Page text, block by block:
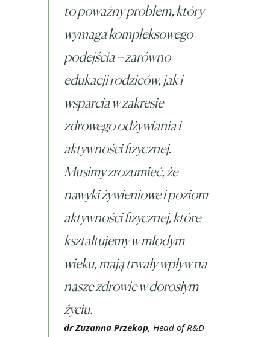
to poważny problem, który
wymaga kompleksowego
podejścia – zarówno
edukacji rodziców, jak i
wsparcia w zakresie
zdrowego odżywiania i
aktywności fizycznej.
Musimy zrozumieć, że
nawyki żywieniowe i poziom
aktywności fizycznej, które
kształtujemy w młodym
wieku, mają trwały wpływ na
nasze zdrowie w dorosłym
życiu.
dr Zuzanna Przekop, Head of R&D